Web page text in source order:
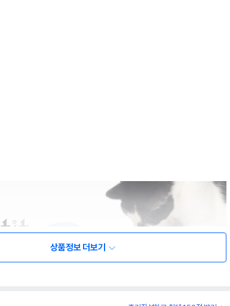
상품정보 더보기